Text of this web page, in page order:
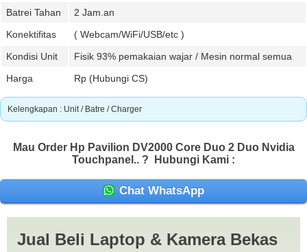
Batrei Tahan
2 Jam.an
Konektifitas
( Webcam/WiFi/USB/etc )
Kondisi Unit
Fisik 93% pemakaian wajar / Mesin normal semua
Harga
Rp (Hubungi CS)
Kelengkapan : Unit / Batre / Charger
Mau Order Hp Pavilion DV2000 Core Duo 2 Duo Nvidia
Touchpanel.. ?
Hubungi Kami :
Chat WhatsApp
Jual Beli Laptop & Kamera Bekas